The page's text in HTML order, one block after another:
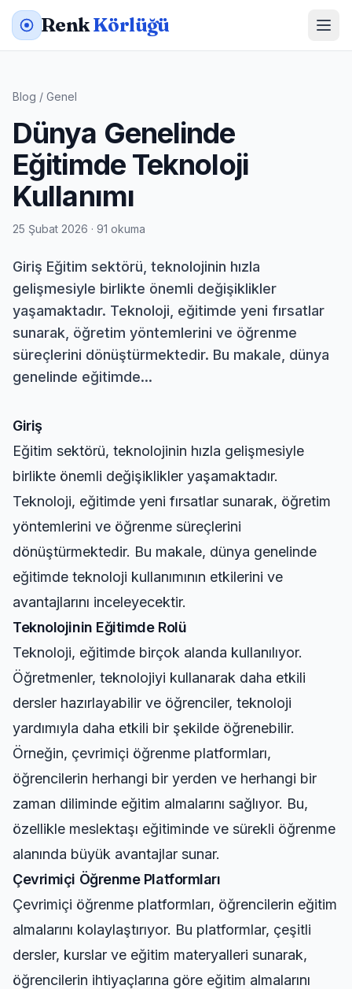
RenkKörlüğü
Blog / Genel
Dünya Genelinde
Eğitimde Teknoloji
Kullanımı
25 Şubat 2026 · 91 okuma
Giriş Eğitim sektörü, teknolojinin hızla
gelişmesiyle birlikte önemli değişiklikler
yaşamaktadır. Teknoloji, eğitimde yeni fırsatlar
sunarak, öğretim yöntemlerini ve öğrenme
süreçlerini dönüştürmektedir. Bu makale, dünya
genelinde eğitimde...
Giriş
Eğitim sektörü, teknolojinin hızla gelişmesiyle
birlikte önemli değişiklikler yaşamaktadır.
Teknoloji, eğitimde yeni fırsatlar sunarak, öğretim
yöntemlerini ve öğrenme süreçlerini
dönüştürmektedir. Bu makale, dünya genelinde
eğitimde teknoloji kullanımının etkilerini ve
avantajlarını inceleyecektir.
Teknolojinin Eğitimde Rolü
Teknoloji, eğitimde birçok alanda kullanılıyor.
Öğretmenler, teknolojiyi kullanarak daha etkili
dersler hazırlayabilir ve öğrenciler, teknoloji
yardımıyla daha etkili bir şekilde öğrenebilir.
Örneğin, çevrimiçi öğrenme platformları,
öğrencilerin herhangi bir yerden ve herhangi bir
zaman diliminde eğitim almalarını sağlıyor. Bu,
özellikle meslektaşı eğitiminde ve sürekli öğrenme
alanında büyük avantajlar sunar.
Çevrimiçi Öğrenme Platformları
Çevrimiçi öğrenme platformları, öğrencilerin eğitim
almalarını kolaylaştırıyor. Bu platformlar, çeşitli
dersler, kurslar ve eğitim materyalleri sunarak,
öğrencilerin ihtiyaçlarına göre eğitim almalarını